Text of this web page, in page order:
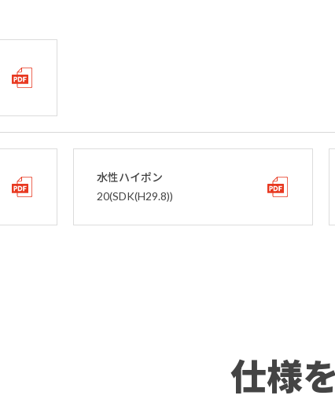
水性ハイポン
20(SDK(H29.8))
仕様